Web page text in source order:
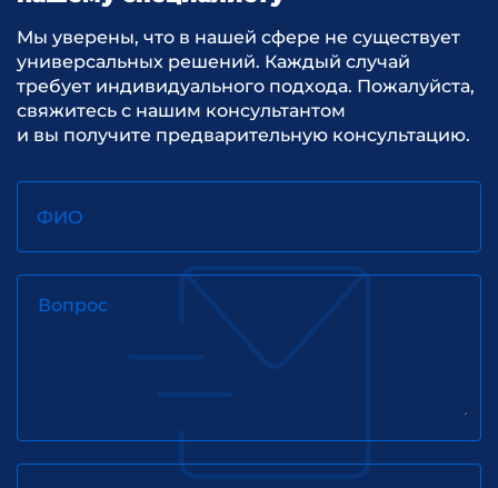
Мы уверены, что в нашей сфере не существует
универсальных решений. Каждый случай
требует индивидуального подхода. Пожалуйста,
свяжитесь с нашим консультантом
и вы получите предварительную консультацию.
ФИО
Вопрос